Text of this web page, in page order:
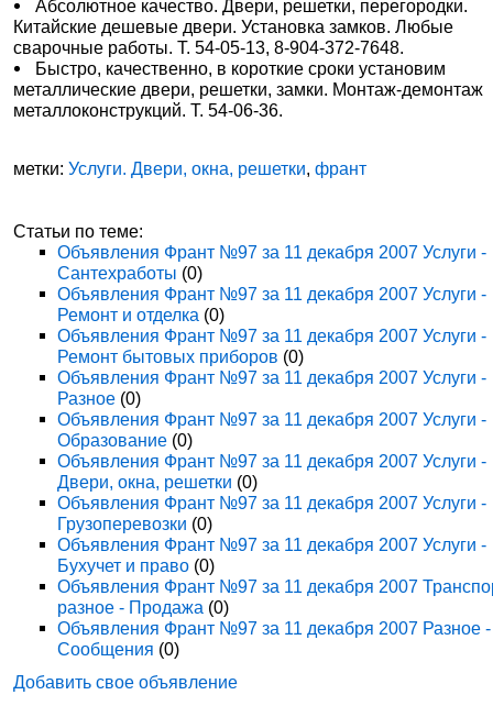
Абсолютное качество. Двери, решетки, перегородки.
Китайские дешевые двери. Установка замков. Любые
сварочные работы. Т. 54-05-13, 8-904-372-7648.
Быстро, качественно, в короткие сроки установим
металлические двери, решетки, замки. Монтаж-демонтаж
металлоконструкций. Т. 54-06-36.
метки:Услуги. Двери, окна, решетки,франт
Статьи по теме:
Объявления Франт №97 за 11 декабря 2007 Услуги -
Сантехработы (0)
Объявления Франт №97 за 11 декабря 2007 Услуги -
Ремонт и отделка (0)
Объявления Франт №97 за 11 декабря 2007 Услуги -
Ремонт бытовых приборов (0)
Объявления Франт №97 за 11 декабря 2007 Услуги -
Разное (0)
Объявления Франт №97 за 11 декабря 2007 Услуги -
Образование (0)
Объявления Франт №97 за 11 декабря 2007 Услуги -
Двери, окна, решетки (0)
Объявления Франт №97 за 11 декабря 2007 Услуги -
Грузоперевозки (0)
Объявления Франт №97 за 11 декабря 2007 Услуги -
Бухучет и право (0)
Объявления Франт №97 за 11 декабря 2007
разное - Продажа (0)
Объявления Франт №97 за 11 декабря 2007 Разное -
Сообщения (0)
Добавить свое объявление